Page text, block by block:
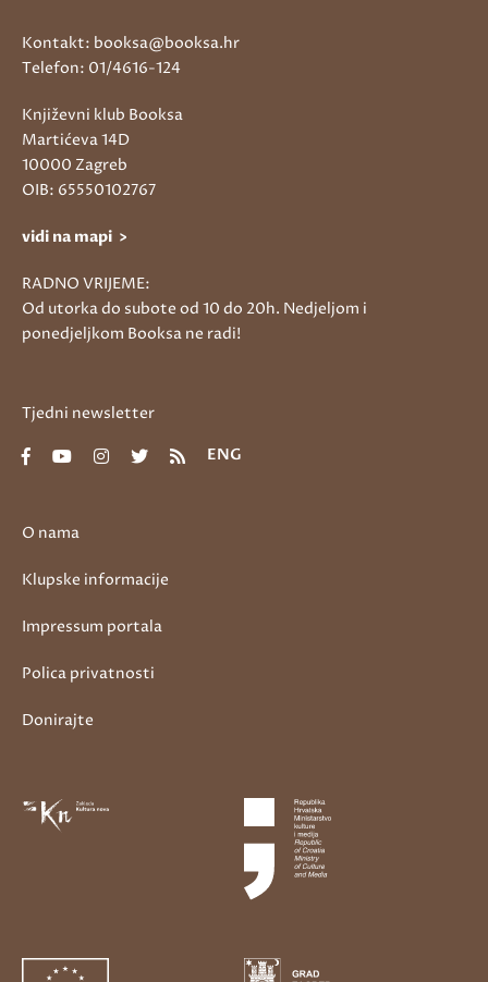
O nama
Klupske informacije
Impressum portala
Polica privatnosti
Donirajte
Kontakt: booksa@booksa.hr
Telefon: 01/4616-124
Književni klub Booksa
Martićeva 14D
10000 Zagreb
OIB: 65550102767
vidi na mapi >
RADNO VRIJEME:
Od utorka do subote od 10 do 20h. Nedjeljom i
ponedjeljkom Booksa ne radi!
Tjedni newsletter
ENG